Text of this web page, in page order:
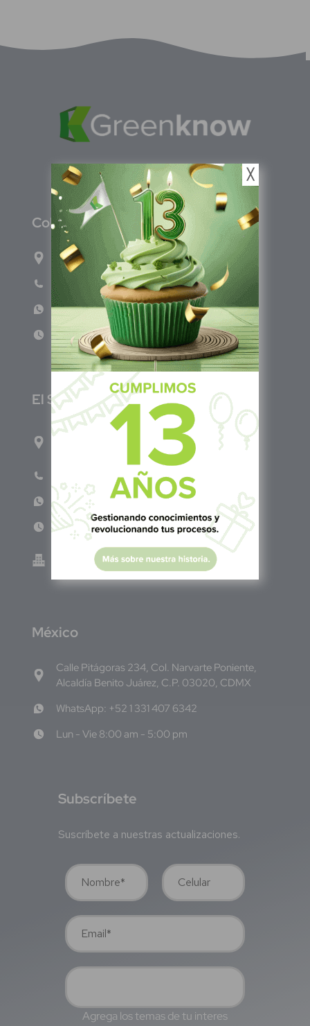
Colombia
Carrera 71G #117-67 INT 3 OFI 701
Teléfono: (601) 522 3869
WhatsApp: +57 317 4651554
Lun - Vie 8:00am - 5:00pm
El Salvador
1ro Cll Pte, y 61 Av Nte, #3206, Local 9, San
Teléfono: +503 6986 1402
WhatsApp: +503 7687 3923
Lun - Vie 8:00am - 5:00pm
Green Know S.A de C.V - El Salvador 0614-
220118-102-0
México
Calle Pitágoras 234, Col. Narvarte Poniente,
Alcaldía Benito Juárez, C.P. 03020, CDMX
WhatsApp: +52 1 331 407 6342
Lun - Vie 8:00 am - 5:00 pm
Subscríbete
Suscríbete a nuestras actualizaciones.
Agrega los temas de tu interes
╳